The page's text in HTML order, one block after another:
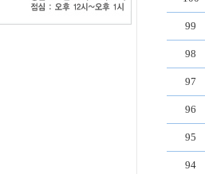
99
98
97
96
95
94